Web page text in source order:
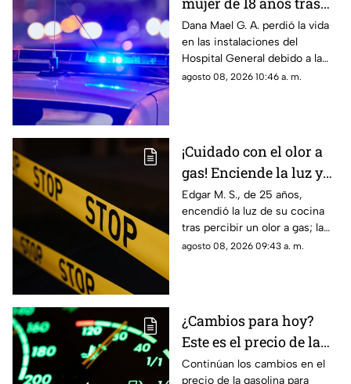
ser atropellada en
Ciudad Juárez
Dana Mael G. A. perdió la vida
en las instalaciones del
Hospital General debido a la
gravedad de las lesiones
agosto 08, 2026 10:46 a. m.
¡Cuidado con el olor a
gas! Enciende la luz y
genera explosión en
vivienda de Ciudad
Juárez
Edgar M. S., de 25 años,
encendió la luz de su cocina
tras percibir un olor a gas; la
chispante detonación le
agosto 08, 2026 09:43 a. m.
¿Cambios para hoy?
Este es el precio de la
gasolina para Ciudad
Continúan los cambios en el
precio de la gasolina para